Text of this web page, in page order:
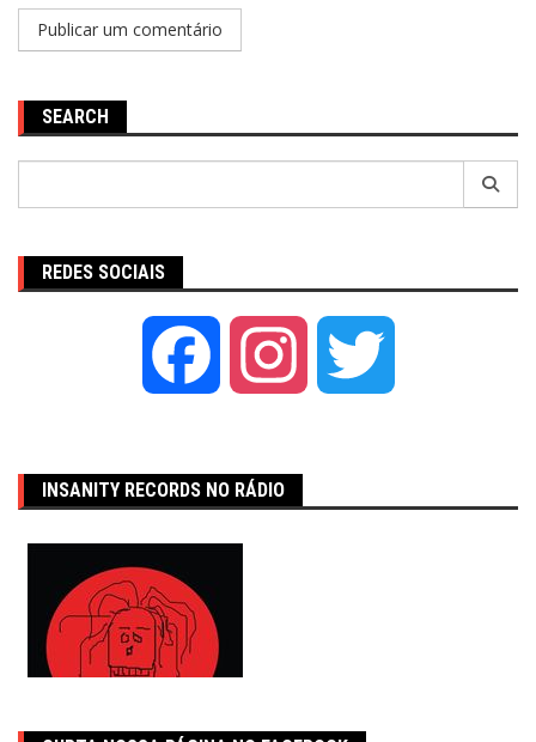
SEARCH
REDES SOCIAIS
Facebook Instagram
INSANITY RECORDS NO RÁDIO